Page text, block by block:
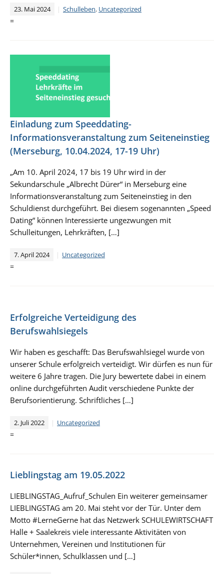
23. Mai 2024 Schulleben, Uncategorized
=
Einladung zum Speeddating-
Informationsveranstaltung zum Seiteneinstieg
(Merseburg, 10.04.2024, 17-19 Uhr)
„Am 10. April 2024, 17 bis 19 Uhr wird in der
Sekundarschule „Albrecht Dürer“ in Merseburg eine
Informationsveranstaltung zum Seiteneinstieg in den
Schuldienst durchgeführt. Bei diesem sogenannten „Speed
Dating“ können Interessierte ungezwungen mit
Schulleitungen, Lehrkräften, […]
7. April 2024 Uncategorized
=
Erfolgreiche Verteidigung des
Berufswahlsiegels
Wir haben es geschafft: Das Berufswahlsiegel wurde von
unserer Schule erfolgreich verteidigt. Wir dürfen es nun für
weitere 6 Jahre tragen. Die Jury bewertete dabei in einem
online durchgeführten Audit verschiedene Punkte der
Berufsorientierung. Schriftliches […]
2. Juli 2022 Uncategorized
=
Lieblingstag am 19.05.2022
LIEBLINGSTAG_Aufruf_Schulen Ein weiterer gemeinsamer
LIEBLINGSTAG am 20. Mai steht vor der Tür. Unter dem
Motto #LerneGerne hat das Netzwerk SCHULEWIRTSCHAFT
Halle + Saalekreis viele interessante Aktivitäten von
Unternehmen, Vereinen und Institutionen für
Schüler*innen, Schulklassen und […]